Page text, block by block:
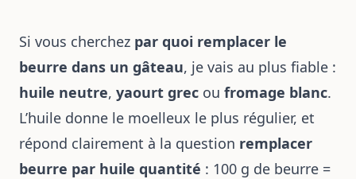
Si vous cherchez par quoi remplacer le
beurre dans un gâteau, je vais au plus fiable :
huile neutre, yaourt grec ou fromage blanc.
L’huile donne le moelleux le plus régulier, et
répond clairement à la question remplacer
beurre par huile quantité : 100 g de beurre =